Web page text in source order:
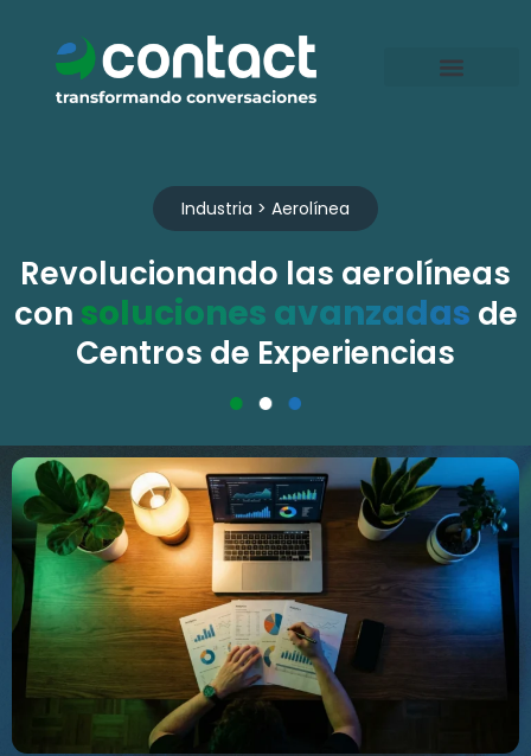
contenido
Industria > Aerolínea
Revolucionando las aerolíneas
con soluciones avanzadas de
Centros de Experiencias